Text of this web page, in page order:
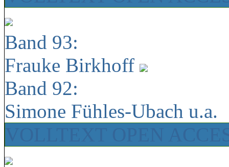
Band 93:
Frauke Birkhoff
Band 92:
Simone Fühles-Ubach u.a.